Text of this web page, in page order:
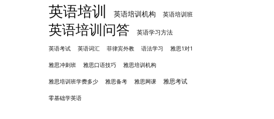
英语培训 英语培训机构 英语培训班
英语培训问答 英语学习方法
英语考试 英语词汇 菲律宾外教 语法学习 雅思1对1
雅思冲刺班 雅思口语技巧 雅思培训机构
雅思培训班学费多少 雅思备考 雅思网课 雅思考试
零基础学英语